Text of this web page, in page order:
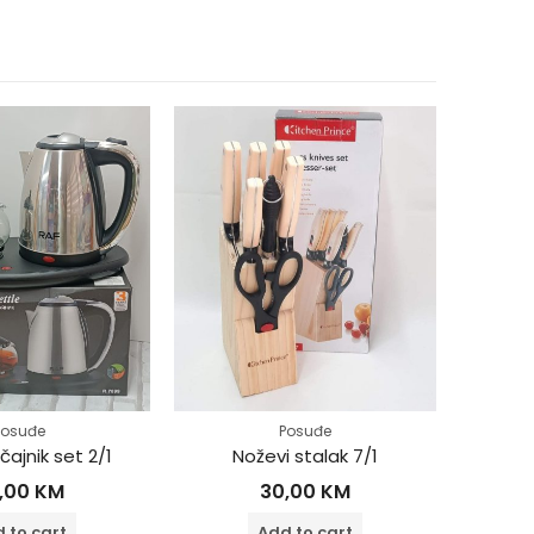
set 2/1
KM
Posuđe
Noževi stalak 7/1
30,00 KM